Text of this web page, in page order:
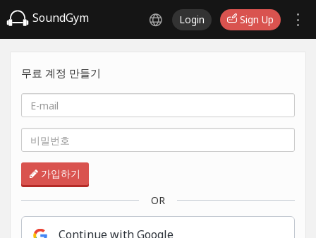
SoundGym Login Sign Up
무료 계정 만들기
가입하기
OR
Continue with Google